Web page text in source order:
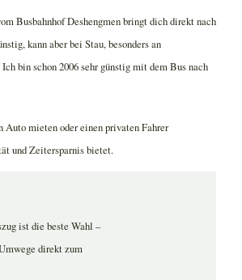
Busbahnhof Deshengmen bringt dich direkt nach
kann aber bei Stau, besonders an
bin schon 2006 sehr günstig mit dem Bus nach
Auto mieten oder einen privaten Fahrer
und Zeitersparnis bietet.
ist die beste Wahl –
direkt zum